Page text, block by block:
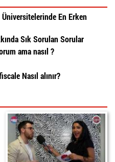
Üniversitelerinde En Erken
Sık Sorulan Sorular
ama nasıl ?
Nasıl alınır?
italyada egitim
daniele